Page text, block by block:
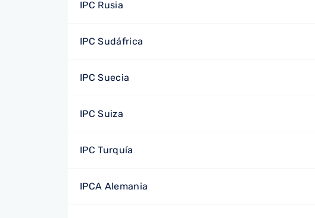
IPC Rusia
IPC Sudáfrica
IPC Suecia
IPC Suiza
IPC Turquía
IPCA Alemania